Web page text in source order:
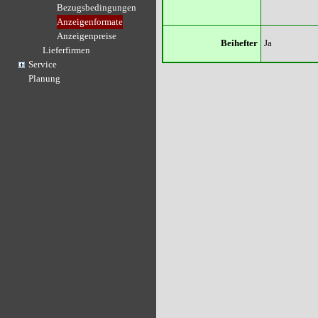
Bezugsbedingungen
Anzeigenformate
Anzeigenpreise
Lieferfirmen
Service
Planung
Beihefter Ja